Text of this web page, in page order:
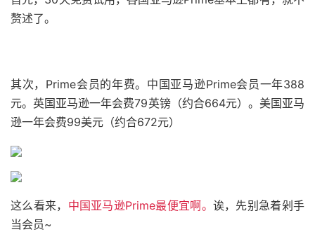
赘述了。
其次，Prime会员的年费。中国亚马逊Prime会员一年388
元。英国亚马逊一年会费79英镑（约合664元）。美国亚马
逊一年会费99美元（约合672元）
这么看来， 中国亚马逊Prime最便宜啊。 诶，先别急着剁手
当会员~